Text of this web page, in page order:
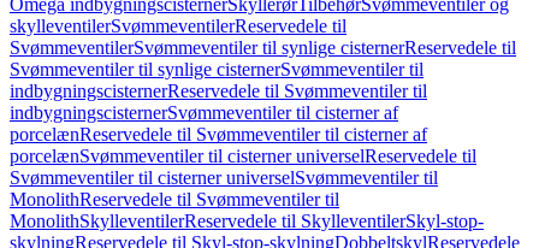
Omega indbygningscisternerSkyllerørTilbehørSvømmeventiler og
skylleventilerSvømmeventilerReservedele til
SvømmeventilerSvømmeventiler til synlige cisternerReservedele til
Svømmeventiler til synlige cisternerSvømmeventiler til
indbygningscisternerReservedele til Svømmeventiler til
indbygningscisternerSvømmeventiler til cisterner af
porcelænReservedele til Svømmeventiler til cisterner af
porcelænSvømmeventiler til cisterner universelReservedele til
Svømmeventiler til cisterner universelSvømmeventiler til
MonolithReservedele til Svømmeventiler til
MonolithSkylleventilerReservedele til SkylleventilerSkyl-stop-
skylningReservedele til Skyl-stop-skylningDobbeltskylReservedele